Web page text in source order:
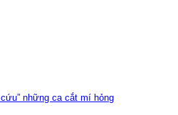
những ca cắt mí hỏng